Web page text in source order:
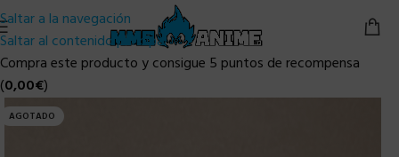
Saltar a la navegación
Saltar al contenido principal
Compra este producto y consigue 5 puntos de recompensa
(0,00€)
AGOTADO